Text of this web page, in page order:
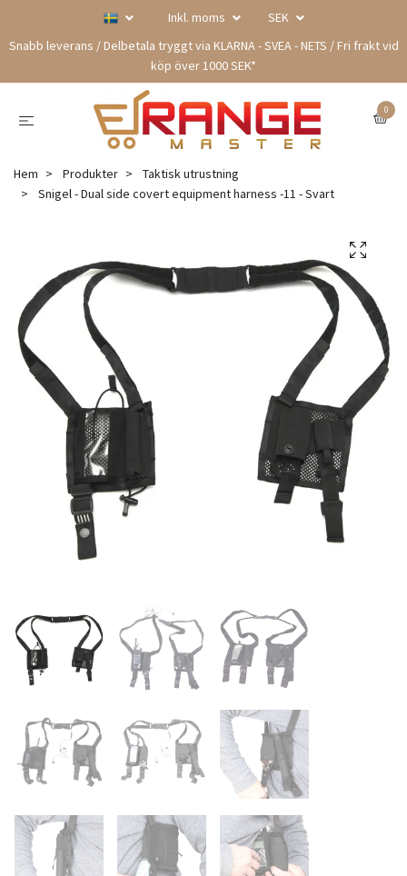
Inkl. moms
SEK
Snabb leverans / Delbetala tryggt via KLARNA - SVEA - NETS / Fri frakt vid
köp över 1000 SEK*
0
Hem Produkter
Taktisk utrustning
Snigel - Dual side covert equipment harness -11 - Svart